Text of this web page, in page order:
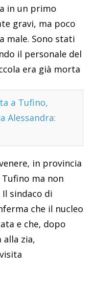
in un primo
gravi, ma poco
male. Sono stati
il personale del
era già morta
a Tufino,
Alessandra:
in provincia
ma non
sindaco di
che il nucleo
e che, dopo
alla zia,